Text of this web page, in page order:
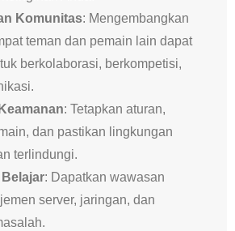
Komunitas: Mengembangkan
teman dan pemain lain dapat
berkolaborasi, berkompetisi,
: Tetapkan aturan,
dan pastikan lingkungan
terlindungi.
: Dapatkan wawasan
server, jaringan, dan